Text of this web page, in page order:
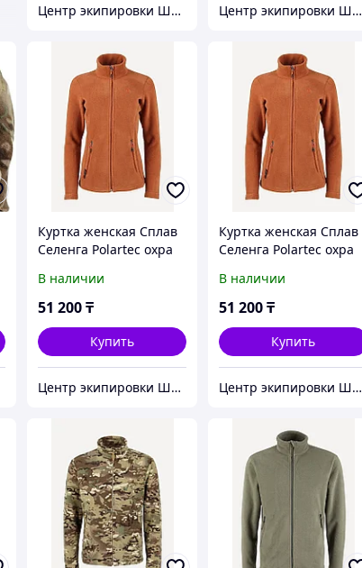
Центр экипировки Штурм Центр экипировки Штурм
Куртка женская Сплав
Селенга Polartec охра
В наличии
51 200₸
Купить
Центр экипировки Штурм
Куртка женская Сплав
Селенга Polartec охра
В наличии
51 200₸
Купить
Центр экипировки Штурм